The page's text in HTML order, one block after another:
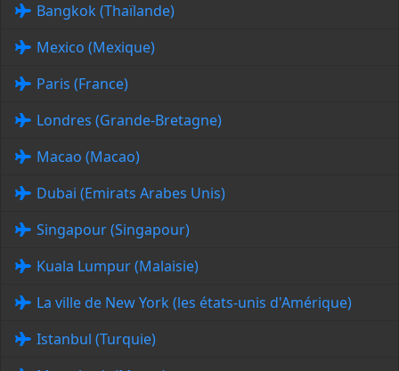
Bangkok (Thaïlande)
Mexico (Mexique)
Paris (France)
Londres (Grande-Bretagne)
Macao (Macao)
Dubai (Emirats Arabes Unis)
Singapour (Singapour)
Kuala Lumpur (Malaisie)
La ville de New York (les états-unis d'Amérique)
Istanbul (Turquie)